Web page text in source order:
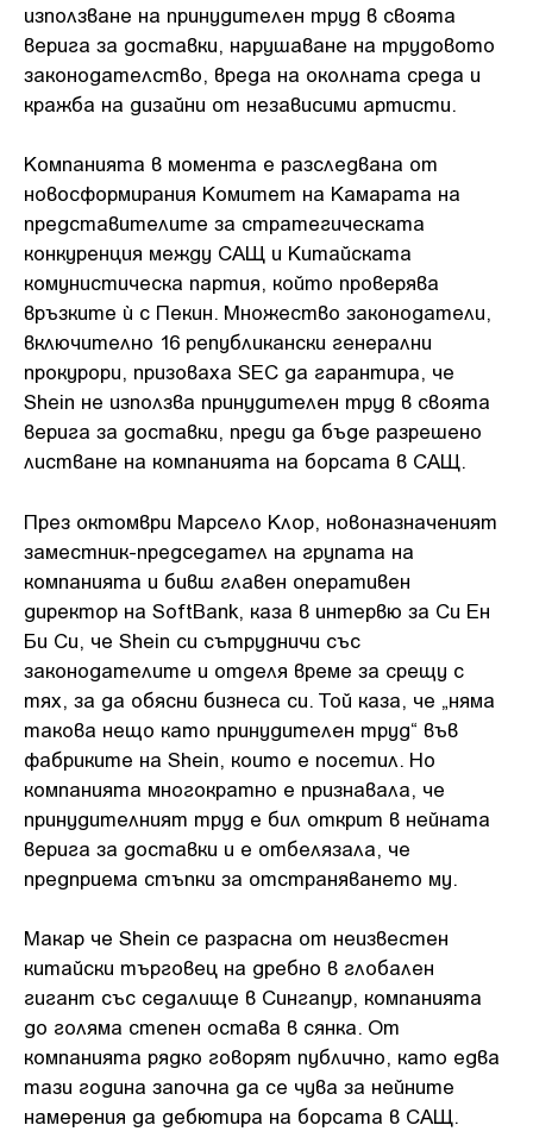
използване на принудителен труд в своята
верига за доставки, нарушаване на трудовото
законодателство, вреда на околната среда и
кражба на дизайни от независими артисти.
Компанията в момента е разследвана от
новосформирания Комитет на Камарата на
представителите за стратегическата
конкуренция между САЩ и Китайската
комунистическа партия, който проверява
връзките ѝ с Пекин. Множество законодатели,
включително 16 републикански генерални
прокурори, призоваха SEC да гарантира, че
Shein не използва принудителен труд в своята
верига за доставки, преди да бъде разрешено
листване на компанията на борсата в САЩ.
През октомври Марсело Клор, новоназначеният
заместник-председател на групата на
компанията и бивш главен оперативен
директор на SoftBank, каза в интервю за Си Ен
Би Си, че Shein си сътрудничи със
законодателите и отделя време за срещу с
тях, за да обясни бизнеса си. Той каза, че „няма
такова нещо като принудителен труд“ във
фабриките на Shein, които е посетил. Но
компанията многократно е признавала, че
принудителният труд е бил открит в нейната
верига за доставки и е отбелязала, че
предприема стъпки за отстраняването му.
Макар че Shein се разрасна от неизвестен
китайски търговец на дребно в глобален
гигант със седалище в Сингапур, компанията
до голяма степен остава в сянка. От
компанията рядко говорят публично, като едва
тази година започна да се чува за нейните
намерения да дебютира на борсата в САЩ.